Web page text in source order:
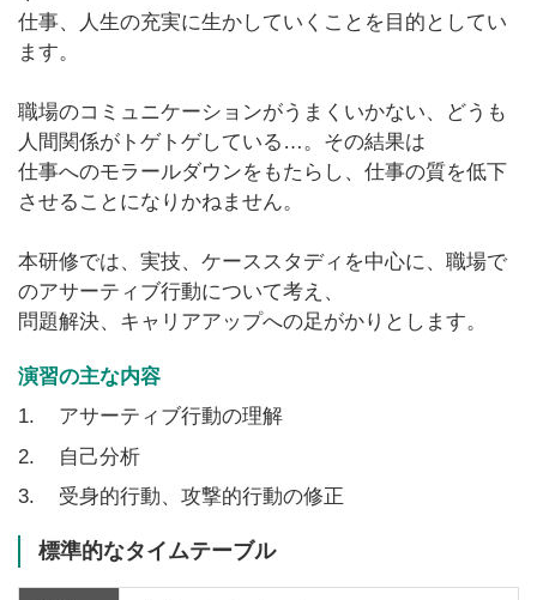
仕事、人生の充実に生かしていくことを目的としてい
ます。
職場のコミュニケーションがうまくいかない、どうも
人間関係がトゲトゲしている…。その結果は
仕事へのモラールダウンをもたらし、仕事の質を低下
させることになりかねません。
本研修では、実技、ケーススタディを中心に、職場で
のアサーティブ行動について考え、
問題解決、キャリアアップへの足がかりとします。
演習の主な内容
1.
アサーティブ行動の理解
2.
自己分析
3.
受身的行動、攻撃的行動の修正
標準的なタイムテーブル